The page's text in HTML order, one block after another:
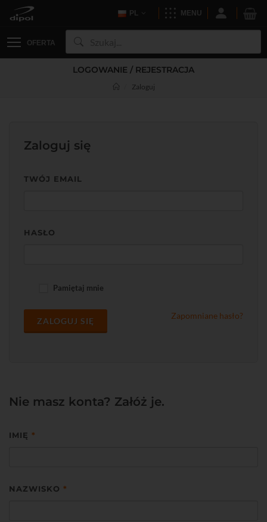
PL MENU
OFERTA
LOGOWANIE / REJESTRACJA
Zaloguj
Zaloguj się
TWÓJ EMAIL
HASŁO
Pamiętaj mnie
ZALOGUJ SIĘ
Zapomniane hasło?
Nie masz konta? Załóż je.
IMIĘ *
NAZWISKO *